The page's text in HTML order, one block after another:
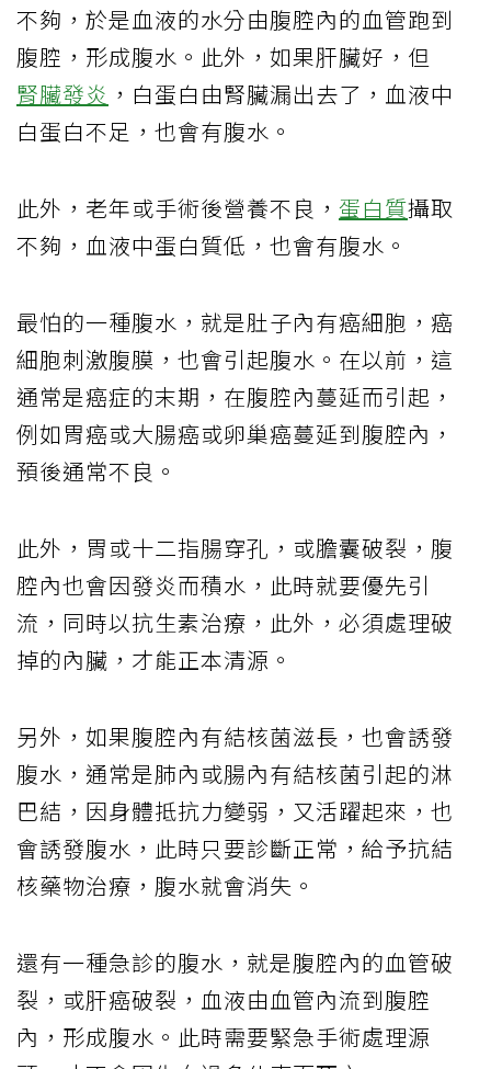
不夠，於是血液的水分由腹腔內的血管跑到
腹腔，形成腹水。此外，如果肝臟好，但
腎臟發炎 ，白蛋白由腎臟漏出去了，血液中
白蛋白不足，也會有腹水。
此外，老年或手術後營養不良， 蛋白質攝取
不夠，血液中蛋白質低，也會有腹水。
最怕的一種腹水，就是肚子內有癌細胞，癌
細胞刺激腹膜，也會引起腹水。在以前，這
通常是癌症的末期，在腹腔內蔓延而引起，
例如胃癌或大腸癌或卵巢癌蔓延到腹腔內，
預後通常不良。
此外，胃或十二指腸穿孔，或膽囊破裂，腹
腔內也會因發炎而積水，此時就要優先引
流，同時以抗生素治療，此外，必須處理破
掉的內臟，才能正本清源。
另外，如果腹腔內有結核菌滋長，也會誘發
腹水，通常是肺內或腸內有結核菌引起的淋
巴結，因身體抵抗力變弱，又活躍起來，也
會誘發腹水，此時只要診斷正常，給予抗結
核藥物治療，腹水就會消失。
還有一種急診的腹水，就是腹腔內的血管破
裂，或肝癌破裂，血液由血管內流到腹腔
內，形成腹水。此時需要緊急手術處理源